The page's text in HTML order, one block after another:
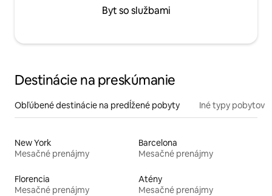
Byt so službami
Destinácie na preskúmanie
Obľúbené destinácie na predĺžené pobyty Iné typy pobytov
New York
Mesačné prenájmy
Barcelona
Mesačné prenájmy
Florencia
Mesačné prenájmy
Atény
Mesačné prenájmy